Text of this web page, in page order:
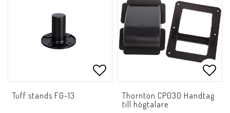
Lägg till i favoritlistan
Tuff stands FG-13
Thornton CP030 Handtag
till högtalare